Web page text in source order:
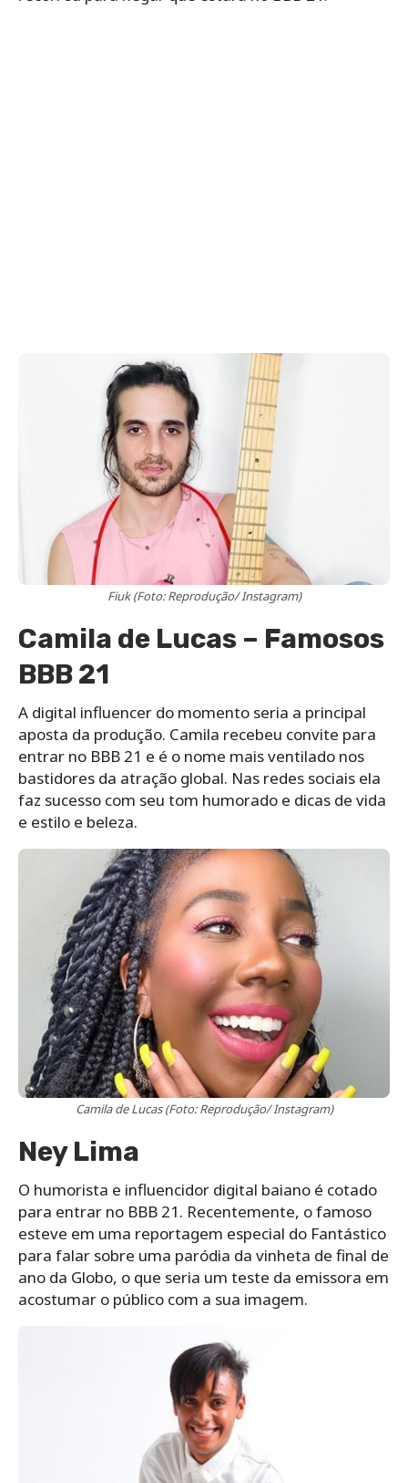
Fiuk (Foto: Reprodução/ Instagram)
Camila de Lucas – Famosos
BBB 21
A digital influencer do momento seria a principal
aposta da produção. Camila recebeu convite para
entrar no BBB 21 e é o nome mais ventilado nos
bastidores da atração global. Nas redes sociais ela
faz sucesso com seu tom humorado e dicas de vida
e estilo e beleza.
Camila de Lucas (Foto: Reprodução/ Instagram)
Ney Lima
O humorista e influencidor digital baiano é cotado
para entrar no BBB 21. Recentemente, o famoso
esteve em uma reportagem especial do Fantástico
para falar sobre uma paródia da vinheta de final de
ano da Globo, o que seria um teste da emissora em
acostumar o público com a sua imagem.